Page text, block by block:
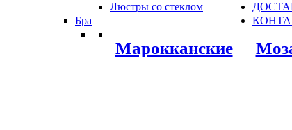
Люстры со стеклом
Бра
Марокканские